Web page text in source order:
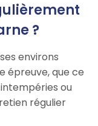
?
environs
épreuve, que ce
ou
régulier